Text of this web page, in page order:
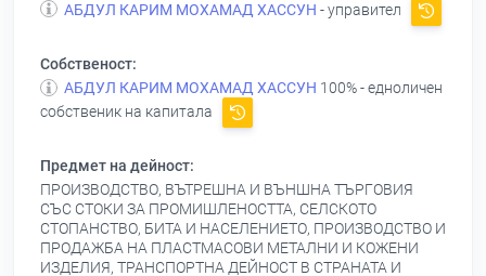
АБДУЛ КАРИМ МОХАМАД ХАССУН - управител
Собственост:
АБДУЛ КАРИМ МОХАМАД ХАССУН 100% - едноличен
собственик на капитала
Предмет на дейност:
ПРОИЗВОДСТВО, ВЪТРЕШНА И ВЪНШНА ТЪРГОВИЯ
СЪС СТОКИ ЗА ПРОМИШЛЕНОСТТА, СЕЛСКОТО
СТОПАНСТВО, БИТА И НАСЕЛЕНИЕТО, ПРОИЗВОДСТВО И
ПРОДАЖБА НА ПЛАСТМАСОВИ МЕТАЛНИ И КОЖЕНИ
ИЗДЕЛИЯ, ТРАНСПОРТНА ДЕЙНОСТ В СТРАНАТА И